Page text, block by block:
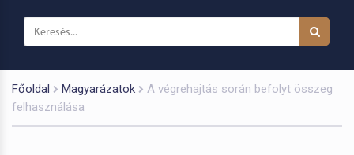
Főoldal Magyarázatok
A végrehajtás során befolyt összeg
felhasználása